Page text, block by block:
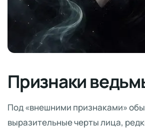
Признаки
Под «внешними признаками»
выразительные черты лица,